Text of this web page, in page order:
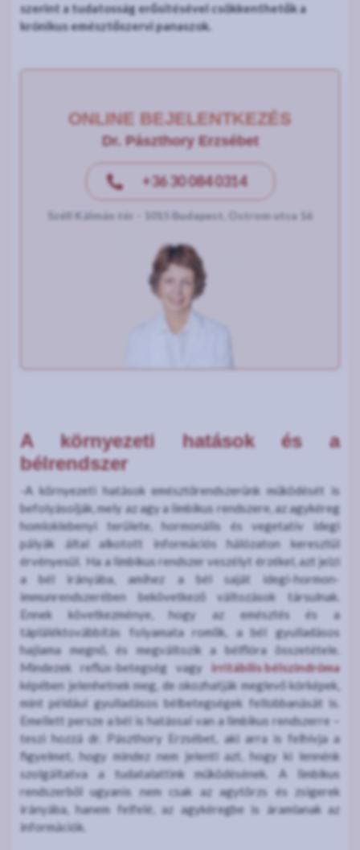
szerint a tudatosság erősítésével csökkenthetők a
krónikus emésztőszervi panaszok.
ONLINE BEJELENTKEZÉS
Dr. Pászthory Erzsébet
+36 30 084 0314
Széll Kálmán tér - 1015 Budapest, Ostrom utca 16
A környezeti hatások és a
bélrendszer
-A környezeti hatások emésztőrendszerünk működését is
befolyásolják, mely az agy a limbikus rendszere, az agykéreg
homloklebenyi területe, hormonális és vegetatív idegi
pályák által alkotott információs hálózaton keresztül
érvényesül. Ha a limbikus rendszer veszélyt érzékel, azt jelzi
a bél irányába, amihez a bél saját idegi-hormon-
immunrendszerében bekövetkező változások társulnak.
Ennek következménye, hogy az emésztés és a
tápláléktovábbítás folyamata romlik, a bél gyulladásos
hajlama megnő, és megváltozik a bélflóra összetétele.
Mindezek reflux-betegség vagy irritábilis bélszindróma
képében jelenhetnek meg, de okozhatják meglevő kórképek,
mint például gyulladásos bélbetegségek fellobbanását is.
Emellett persze a bél is hatással van a limbikus rendszerre –
teszi hozzá dr. Pászthory Erzsébet, aki arra is felhívja a
figyelmet, hogy mindez nem jelenti azt, hogy ki lennénk
szolgáltatva a tudatalattink működésének. A limbikus
rendszerből ugyanis nem csak az agytörzs és zsigerek
irányába, hanem felfelé, az agykéregbe is áramlanak az
információk.